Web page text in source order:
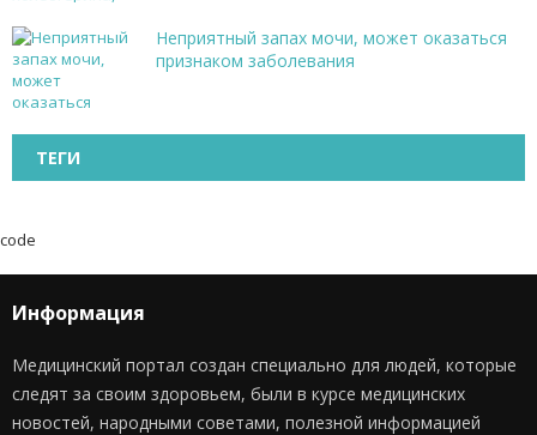
Неприятный запах мочи, может оказаться
признаком заболевания
ТЕГИ
code
Информация
Медицинский портал создан специально для людей, которые
следят за своим здоровьем, были в курсе медицинских
новостей, народными советами, полезной информацией